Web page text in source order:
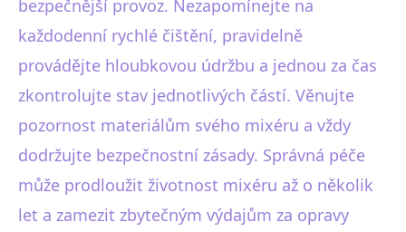
bezpečnější provoz. Nezapomínejte na
každodenní rychlé čištění, pravidelně
provádějte hloubkovou údržbu a jednou za čas
zkontrolujte stav jednotlivých částí. Věnujte
pozornost materiálům svého mixéru a vždy
dodržujte bezpečnostní zásady. Správná péče
může prodloužit životnost mixéru až o několik
let a zamezit zbytečným výdajům za opravy